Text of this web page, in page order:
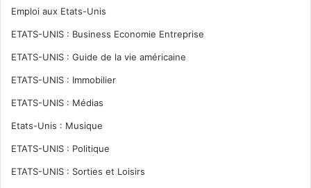
Emploi aux Etats-Unis
ETATS-UNIS : Business Economie Entreprise
ETATS-UNIS : Guide de la vie américaine
ETATS-UNIS : Immobilier
ETATS-UNIS : Médias
Etats-Unis : Musique
ETATS-UNIS : Politique
ETATS-UNIS : Sorties et Loisirs